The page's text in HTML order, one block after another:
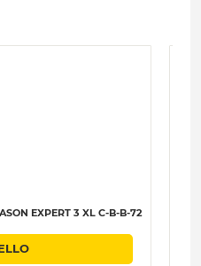
EXPERT 3 XL C-B-B-72